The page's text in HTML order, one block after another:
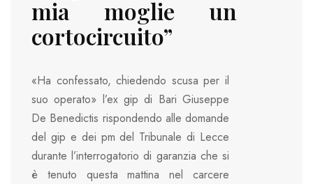
mia moglie un
cortocircuito”
«Ha confessato, chiedendo scusa per il
suo operato» l’ex gip di Bari Giuseppe
De Benedictis rispondendo alle domande
del gip e dei pm del Tribunale di Lecce
durante l’interrogatorio di garanzia che si
è tenuto questa mattina nel carcere